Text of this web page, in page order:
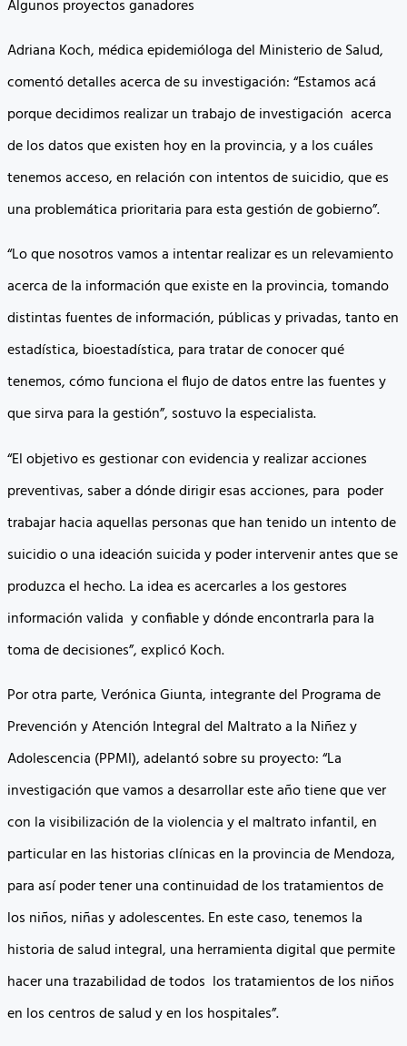
Algunos proyectos ganadores
Adriana Koch, médica epidemióloga del Ministerio de Salud,
comentó detalles acerca de su investigación: “Estamos acá
porque decidimos realizar un trabajo de investigación acerca
de los datos que existen hoy en la provincia, y a los cuáles
tenemos acceso, en relación con intentos de suicidio, que es
una problemática prioritaria para esta gestión de gobierno”.
“Lo que nosotros vamos a intentar realizar es un relevamiento
acerca de la información que existe en la provincia, tomando
distintas fuentes de información, públicas y privadas, tanto en
estadística, bioestadística, para tratar de conocer qué
tenemos, cómo funciona el flujo de datos entre las fuentes y
que sirva para la gestión”, sostuvo la especialista.
“El objetivo es gestionar con evidencia y realizar acciones
preventivas, saber a dónde dirigir esas acciones, para poder
trabajar hacia aquellas personas que han tenido un intento de
suicidio o una ideación suicida y poder intervenir antes que se
produzca el hecho. La idea es acercarles a los gestores
información valida y confiable y dónde encontrarla para la
toma de decisiones”, explicó Koch.
Por otra parte, Verónica Giunta, integrante del Programa de
Prevención y Atención Integral del Maltrato a la Niñez y
Adolescencia (PPMI), adelantó sobre su proyecto: “La
investigación que vamos a desarrollar este año tiene que ver
con la visibilización de la violencia y el maltrato infantil, en
particular en las historias clínicas en la provincia de Mendoza,
para así poder tener una continuidad de los tratamientos de
los niños, niñas y adolescentes. En este caso, tenemos la
historia de salud integral, una herramienta digital que permite
hacer una trazabilidad de todos los tratamientos de los niños
en los centros de salud y en los hospitales”.